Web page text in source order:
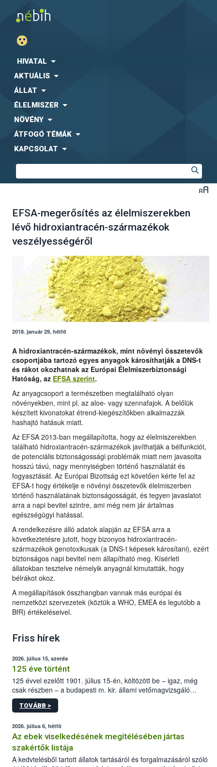
HIVATAL
AKTUÁLIS
ÁLLAT
ÉLELMISZER
NÖVÉNY
ÁTFOGÓ TÉMÁK
KAPCSOLAT
EFSA-megerősítés az élelmiszerekben
lévő hidroxiantracén-származékok
veszélyességéről
2018. január 29, hétfő
A hidroxiantracén-származékok, mint növényi összetevők
csoportjába tartozó egyes anyagok károsíthatják a DNS-t
és rákot okozhatnak az Európai Élelmiszerbiztonsági
Hatóság, az EFSA szerint.
Az anyagcsoport a természetben megtalálható olyan
növényekben, mint pl. az aloe- vagy szennafajok. A belőlük
készített kivonatokat étrend-kiegészítőkben alkalmazzák
hashajtó hatásuk miatt.
Az EFSA 2013-ban megállapította, hogy az élelmiszerekben
található hidroxiantracén-származékok javíthatják a bélfunkciót,
de potenciális biztonságossági problémák miatt nem javasolta
hosszú távú, nagy mennyiségben történő használatát és
fogyasztását. Az Európai Bizottság ezt követően kérte fel az
EFSA-t hogy értékelje e növényi összetevők élelmiszerben
történő használatának biztonságosságát, és tegyen javaslatot
arra a napi bevitel szintre, ami még nem jár ártalmas
egészségügyi hatással.
A rendelkezésre álló adatok alapján az EFSA arra a
következtetésre jutott, hogy bizonyos hidroxiantracén-
származékok genotoxikusak (a DNS-t képesek károsítani), ezért
biztonságos napi bevitel nem állapítható meg. Kísérleti
állatokban tesztelve némelyik anyagnál kimutatták, hogy
bélrákot okoz.
A megállapítások összhangban vannak más európai és
nemzetközi szervezetek (köztük a WHO, EMEA és legutóbb a
BfR) értékeléseivel.
Friss hírek
2026. július 15, szerda
125 éve történt
125 évvel ezelőtt 1901. július 15-én, költözött be – igaz, még
csak részben – a budapesti m. kir. állami vetőmagvizsgáló
állomás a Kis Rókus utca 15. szám alatti, Czigler Győző által
tervezett új épületébe.
TOVÁBB >
2026. július 6, hétfő
Az ebek viselkedésének megítélésében jártas
szakértők listája
A kedvtelésből tartott állatok tartásáról és forgalmazásáról szóló